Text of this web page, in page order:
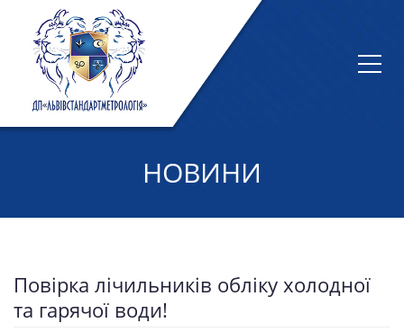
НОВИНИ
Повірка лічильників обліку холодної
та гарячої води!